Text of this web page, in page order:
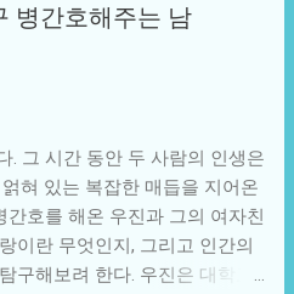
고 있다. 예를 들어, '페미니
와 평등을 요구하는 단순한 운
남성의 역할을 새롭게 정의하
블, 애니메이션 등 여러 가지
을 전달한다. 특히, 웹툰은 스마
세대의 독자들을 유인하고 있
확산되며, 만화 산업의 글로벌
반영하는 콘텐츠의 탄생을 이
야기들은 현실과 밀접한 연결고
다양한 사회 문제를 반영한
자, 인종차별, 환경 문제와 같
병간호해주는 남
. 그 시간 동안 두 사람의 인생은
혀 있는 복잡한 매듭을 지어온
간호를 해온 우진과 그의 여자친
이란 무엇인지, 그리고 인간의
구해보려 한다. 우진은 대학교